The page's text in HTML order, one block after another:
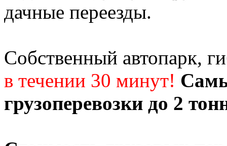
дачные переезды.
Собственный автопарк,
в течении 30 минут!
грузоперевозки до 2